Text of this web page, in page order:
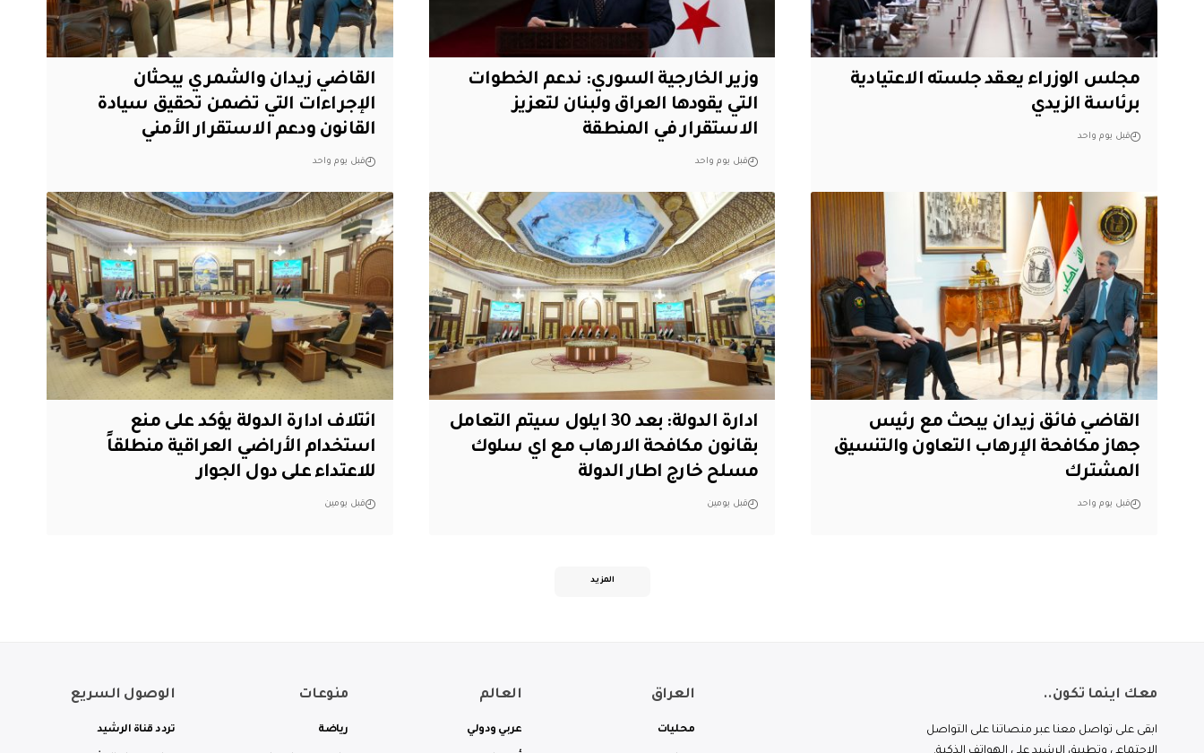
مجلس الوزراء يعقد جلسته الاعتيادية
برئاسة الزيدي
قبل يوم واحد
وزير الخارجية السوري: ندعم الخطوات
التي يقودها العراق ولبنان لتعزيز
الاستقرار في المنطقة
قبل يوم واحد
القاضي زيدان والشمري يبحثان
الإجراءات التي تضمن تحقيق سيادة
القانون ودعم الاستقرار الأمني
قبل يوم واحد
القاضي فائق زيدان يبحث مع رئيس
جهاز مكافحة الإرهاب التعاون والتنسيق
المشترك
قبل يوم واحد
ادارة الدولة: بعد 30 ايلول سيتم التعامل
بقانون مكافحة الارهاب مع اي سلوك
مسلح خارج اطار الدولة
قبل يومين
ائتلاف ادارة الدولة يؤكد على منع
استخدام الأراضي العراقية منطلقاً
للاعتداء على دول الجوار
قبل يومين
المزيد
معك اينما تكون..
ابقى على تواصل معنا عبر منصاتنا على التواصل
العراق
محليات
العالم
عربي ودولي
منوعات
رياضة
الوصول السريع
تردد قناة الرشيد